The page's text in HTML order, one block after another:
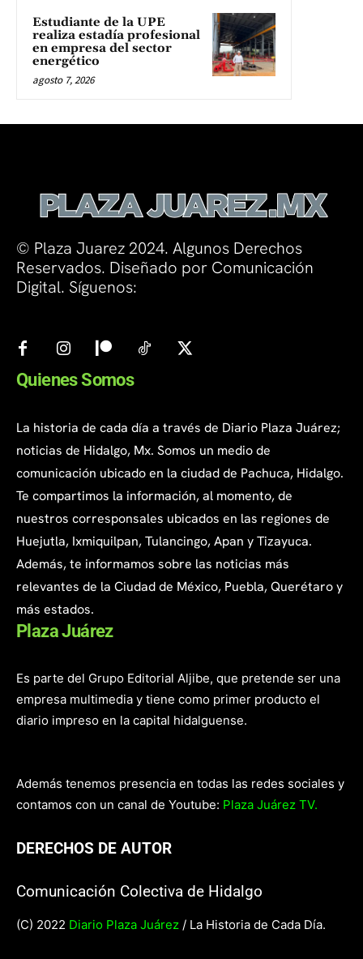
Estudiante de la UPE
realiza estadía profesional
en empresa del sector
energético
agosto 7, 2026
© Plaza Juarez 2024. Algunos Derechos
Reservados. Diseñado por Comunicación
Digital. Síguenos:
Quienes Somos
La historia de cada día a través de Diario Plaza Juárez;
noticias de Hidalgo, Mx. Somos un medio de
comunicación ubicado en la ciudad de Pachuca, Hidalgo.
Te compartimos la información, al momento, de
nuestros corresponsales ubicados en las regiones de
Huejutla, Ixmiquilpan, Tulancingo, Apan y Tizayuca.
Además, te informamos sobre las noticias más
relevantes de la Ciudad de México, Puebla, Querétaro y
más estados.
Plaza Juárez
Es parte del Grupo Editorial Aljibe, que pretende ser una
empresa multimedia y tiene como primer producto el
diario impreso en la capital hidalguense.
Además tenemos presencia en todas las redes sociales y
contamos con un canal de Youtube: Plaza Juárez TV.
DERECHOS DE AUTOR
Comunicación Colectiva de Hidalgo
(C) 2022 Diario Plaza Juárez / La Historia de Cada Día.